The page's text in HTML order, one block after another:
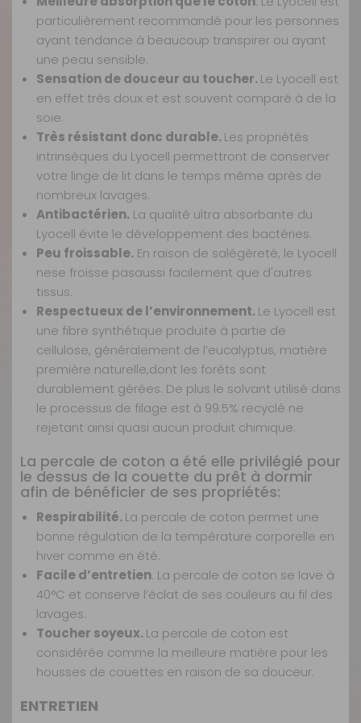
Disponible en livraison : En stock expédié sous 24H : En stock
Disponible immédiatement
Capri 140 x
central
Référence :
551937
Dimension :
140 x 190, lit
Prix : 144,90 € TTC
Disponibilité : Livraison à Domicile
Disponible en livraison : En stock expédié sous 24H : En stock
Retrait Magasin
Disponible immédiatement
dans 2 magasin(s)
AJOUTER AU PANIER
210 cm
Référence :
551933
Dimension :
140 X 210 cm
Prix :
Disponibilité : Livraison à Domicile
Indisponible Retrait magasin uniquement (maximum : 1)
particulièrement recommandé pour les personnes
ayant tendance à beaucoup transpirer ou ayant
une peau sensible.
Sensation de douceur au toucher.Le Lyocell est
en effet très doux et est souvent comparé à de la
soie.
Très résistant donc durable.Les propriétés
intrinsèques du Lyocell permettront de conserver
votre linge de lit dans le temps même après de
nombreux lavages.
Antibactérien. La qualité ultra absorbante du
Lyocell évite le développement des bactéries.
Peu froissable. En raison de salégèreté, le Lyocell
nese froisse pasaussi facilement que d'autres
tissus.
Respectueux de l’environnement.Le Lyocell est
une fibre synthétique produite à partie de
cellulose, généralement de l’eucalyptus, matière
première naturelle,dont les forêts sont
durablement gérées. De plus le solvant utilisé dans
le processus de filage est à 99.5% recyclé ne
rejetant ainsi quasi aucun produit chimique.
La percale de coton a été elle privilégié pour
le dessus de la couette du prêt à dormir
afin de bénéficier de ses propriétés:
Respirabilité.La percale de coton permet une
bonne régulation de la température corporelle en
hiver comme en été.
Facile d’entretien. La percale de coton se lave à
40°C et conserve l’éclat de ses couleurs au fil des
lavages.
Toucher soyeux.La percale de coton est
considérée comme la meilleure matière pour les
housses de couettes en raison de sa douceur.
ENTRETIEN